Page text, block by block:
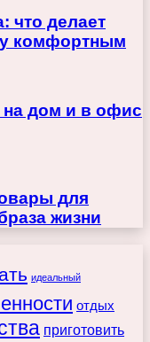
что делает
комфортным
на дом и в офис
для
жизни
идеальный
отдых
приготовить